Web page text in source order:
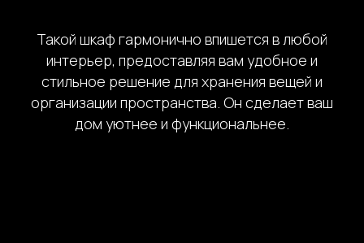
Такой шкаф гармонично впишется в любой
интерьер, предоставляя вам удобное и
стильное решение для хранения вещей и
организации пространства. Он сделает ваш
дом уютнее и функциональнее.